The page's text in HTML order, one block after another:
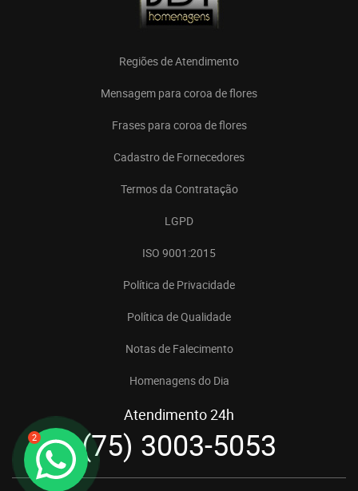
2
Regiões de Atendimento
Mensagem para coroa de flores
Frases para coroa de flores
Cadastro de Fornecedores
Termos da Contratação
LGPD
ISO 9001:2015
Política de Privacidade
Política de Qualidade
Notas de Falecimento
Homenagens do Dia
Atendimento 24h
(75) 3003-5053